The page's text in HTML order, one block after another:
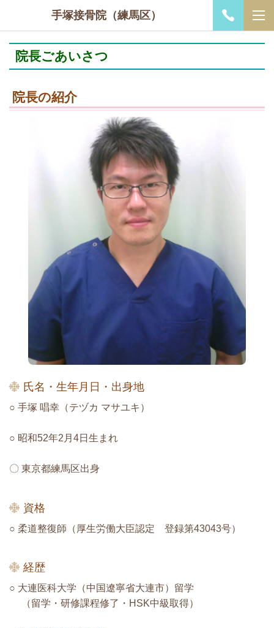
手塚接骨院（練馬区）
院長ごあいさつ
院長の紹介
氏名・生年月日・出身地
○ 手塚 唱幸（テヅカ マサユキ）
○ 昭和52年2月4日生まれ
〇 東京都練馬区出身
資格
○ 柔道整復師（厚生労働大臣認定 登録第43043号）
経歴
○ 大連医科大学（中国遼寧省大連市）留学
（留学・研修課程修了・HSK中級取得）